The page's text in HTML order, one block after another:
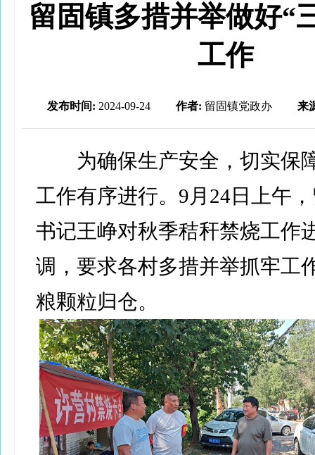
留固镇多措并举做好“
工作
发布时间: 2024-09-24 作者: 留固镇党政办 来
为确保生产安全，切实保
工作有序进行。9月24日上午
书记王峥对秋季秸秆禁烧工作
调，要求各村多措并举抓牢工
粮颗粒归仓。